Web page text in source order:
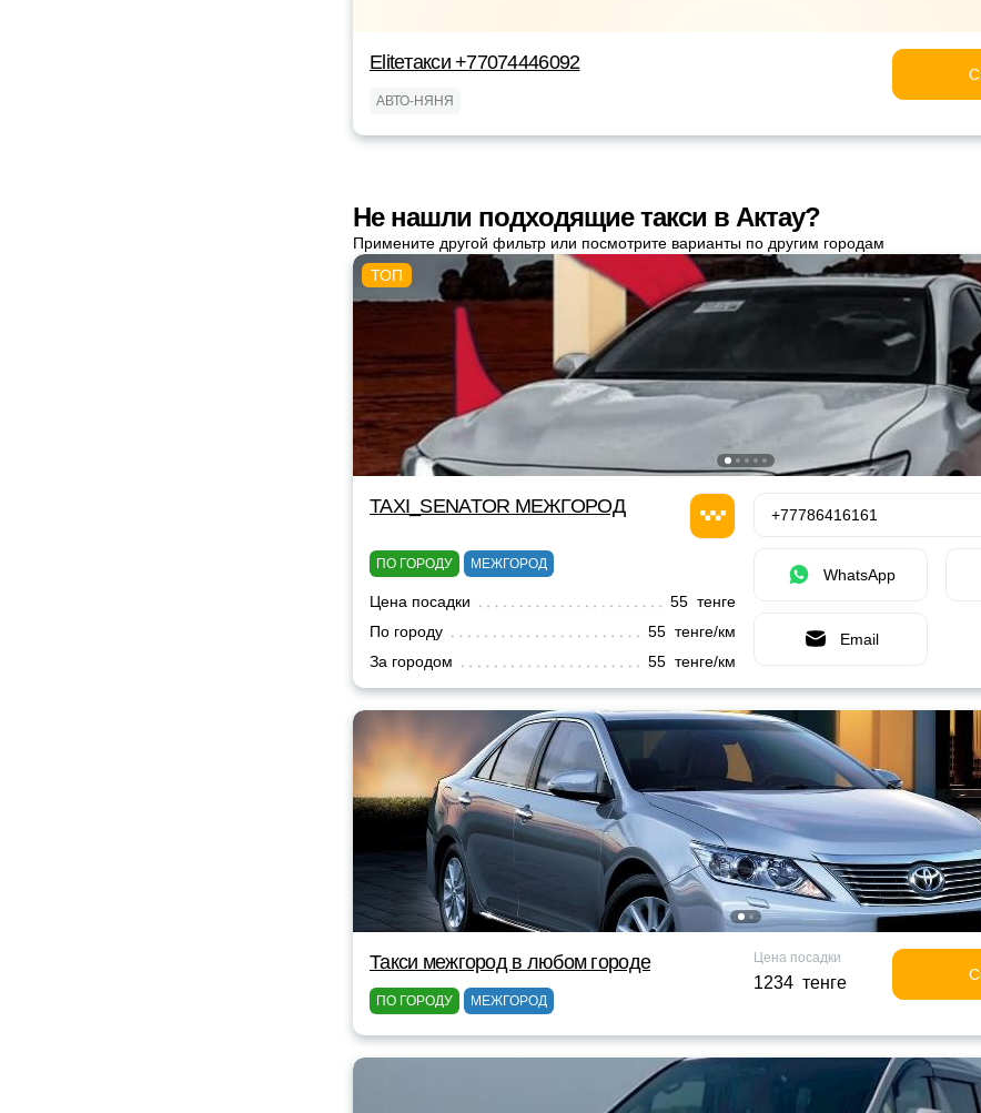
Eliteтакси +77074446092
АВТО-НЯНЯ
Не нашли подходящие такси в Актау?
Примените другой фильтр или посмотрите варианты по другим городам
TAXI_SENATOR МЕЖГОРОД
ПО ГОРОДУ МЕЖГОРОД
Цена посадки
55 тенге
По городу
55 тенге/км
За городом
55 тенге/км
+77786416161
WhatsApp
Email
Такси межгород в любом городе
ПО ГОРОДУ МЕЖГОРОД
Цена посадки
1234 тенге